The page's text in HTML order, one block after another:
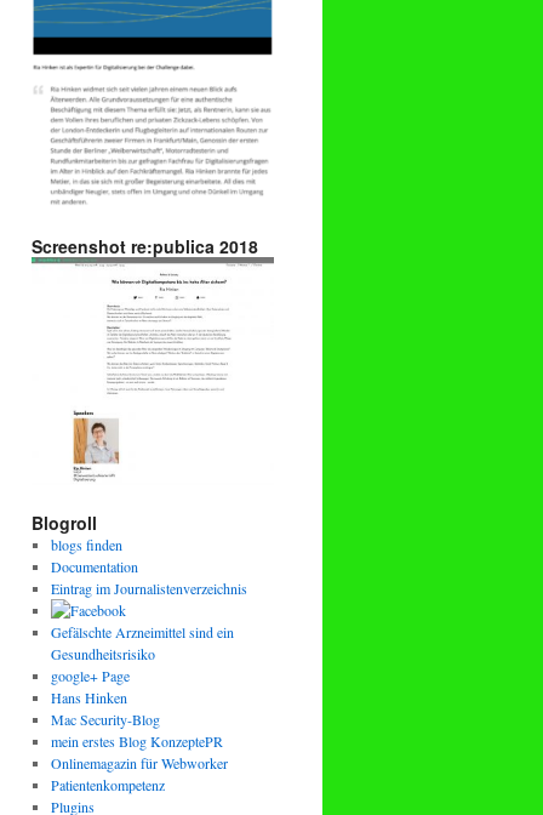
Screenshot re:publica 2018
Blogroll
blogs finden
Documentation
Eintrag im Journalistenverzeichnis
Gefälschte Arzneimittel sind ein
Gesundheitsrisiko
google+ Page
Hans Hinken
Mac Security-Blog
mein erstes Blog KonzeptePR
Onlinemagazin für Webworker
Patientenkompetenz
Plugins